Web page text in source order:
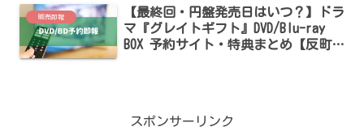
販売即報
【最終回・円盤発売日はいつ？】ドラ
マ『グレイトギフト』DVD/Blu-ray
BOX 予約サイト・特典まとめ【反町隆
スポンサーリンク